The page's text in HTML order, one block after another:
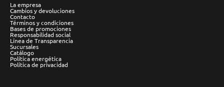
La empresa
Cambios y devoluciones
Contacto
Términos y condiciones
Bases de promociones
Responsabilidad social
Línea de Transparencia
Sucursales
Catálogo
Política energética
Política de privacidad